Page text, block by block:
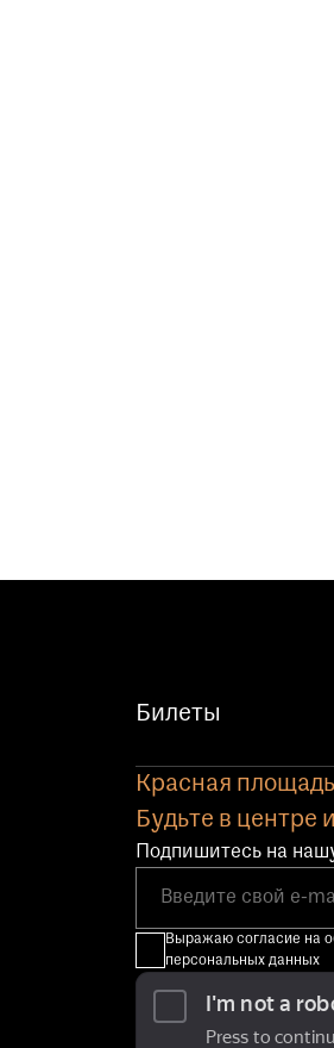
Билеты
Красная
Будьте в центре
Подпишитесь на
Выражаю согласие на
персональных данных